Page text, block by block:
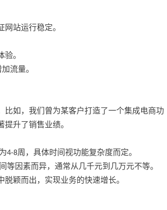
站运行稳定。
。
流量。
如，我们曾为某客户打造了一个集成电商功
升了销售业绩。
8周，具体时间视功能复杂度而定。
等因素而异，通常从几千元到几万元不等。
颖而出，实现业务的快速增长。